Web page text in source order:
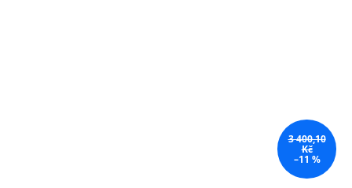
3 400,10
Kč
–11 %